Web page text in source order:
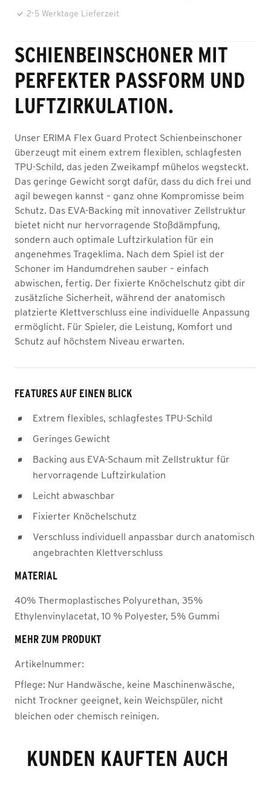
2-5 Werktage Lieferzeit
SCHIENBEINSCHONER MIT
PERFEKTER PASSFORM UND
LUFTZIRKULATION.
Unser ERIMA Flex Guard Protect Schienbeinschoner
überzeugt mit einem extrem flexiblen, schlagfesten
TPU-Schild, das jeden Zweikampf mühelos wegsteckt.
Das geringe Gewicht sorgt dafür, dass du dich frei und
agil bewegen kannst – ganz ohne Kompromisse beim
Schutz. Das EVA-Backing mit innovativer Zellstruktur
bietet nicht nur hervorragende Stoßdämpfung,
sondern auch optimale Luftzirkulation für ein
angenehmes Trageklima. Nach dem Spiel ist der
Schoner im Handumdrehen sauber – einfach
abwischen, fertig. Der fixierte Knöchelschutz gibt dir
zusätzliche Sicherheit, während der anatomisch
platzierte Klettverschluss eine individuelle Anpassung
ermöglicht. Für Spieler, die Leistung, Komfort und
Schutz auf höchstem Niveau erwarten.
FEATURES AUF EINEN BLICK
Extrem flexibles, schlagfestes TPU-Schild
Geringes Gewicht
Backing aus EVA-Schaum mit Zellstruktur für
hervorragende Luftzirkulation
Leicht abwaschbar
Fixierter Knöchelschutz
Verschluss individuell anpassbar durch anatomisch
angebrachten Klettverschluss
MATERIAL
40% Thermoplastisches Polyurethan, 35%
Ethylenvinylacetat, 10 % Polyester, 5% Gummi
MEHR ZUM PRODUKT
Artikelnummer:
Pflege: Nur Handwäsche, keine Maschinenwäsche,
nicht Trockner geeignet, kein Weichspüler, nicht
bleichen oder chemisch reinigen.
KUNDEN KAUFTEN AUCH